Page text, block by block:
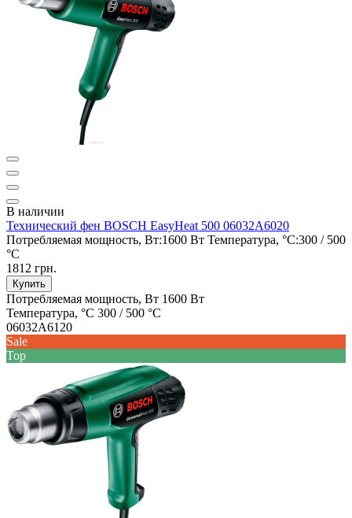
В наличии
Технический фен BOSCH EasyHeat 500 06032A6020
Потребляемая мощность, Вт:1600 Вт Температура, °С:300 / 500
°C
1812 грн.
Купить
Потребляемая мощность, Вт 1600 Вт
Температура, °С 300 / 500 °C
06032A6120
Sale
Top